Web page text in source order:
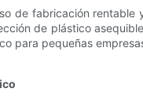
de fabricación
de plástico
para pequeñas